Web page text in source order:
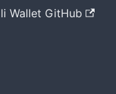
Wallet GitHub